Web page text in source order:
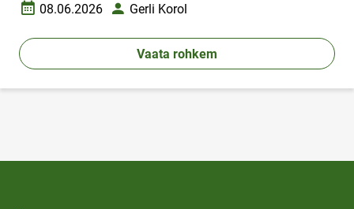
Loomise kuupäev
08.06.2026 AutorGerli Korol
Vaata rohkem